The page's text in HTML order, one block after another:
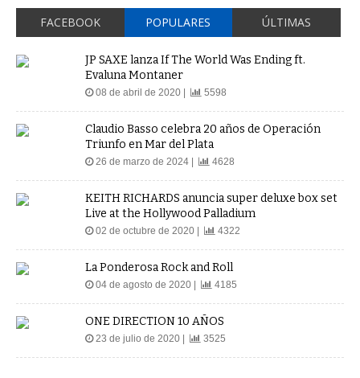
FACEBOOK POPULARES ÚLTIMAS
JP SAXE lanza If The World Was Ending ft.
Evaluna Montaner
08 de abril de 2020 | 5598
Claudio Basso celebra 20 años de Operación
Triunfo en Mar del Plata
26 de marzo de 2024 | 4628
KEITH RICHARDS anuncia super deluxe box set
Live at the Hollywood Palladium
02 de octubre de 2020 | 4322
La Ponderosa Rock and Roll
04 de agosto de 2020 | 4185
ONE DIRECTION 10 AÑOS
23 de julio de 2020 | 3525